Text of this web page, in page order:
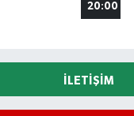
20:00
İLETIŞIM